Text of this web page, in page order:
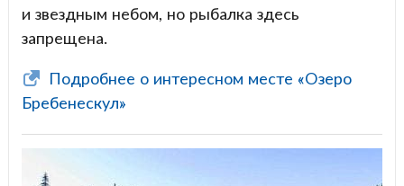
и звездным небом, но рыбалка здесь
запрещена.
Подробнее о интересном месте «Озеро
Бребенескул»